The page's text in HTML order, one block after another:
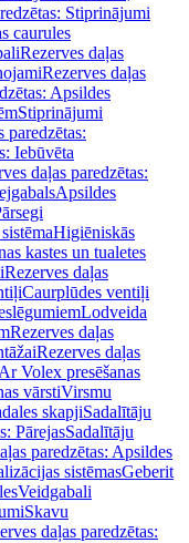
Stiprinājumi
caurules
Rezerves daļas
Rezerves daļas
Apsildes
Stiprinājumi
paredzētas:
Iebūvēta
daļas paredzētas:
Apsildes
Higiēniskās
kastes un tualetes
Rezerves daļas
Caurplūdes ventiļi
Lodveida
Rezerves daļas
Rezerves daļas
Ar Volex presēšanas
vārstiVirsmu
skapjiSadalītāju
PārejasSadalītāju
paredzētas: Apsildes
sistēmasGeberit
Veidgabali
Skavu
daļas paredzētas: